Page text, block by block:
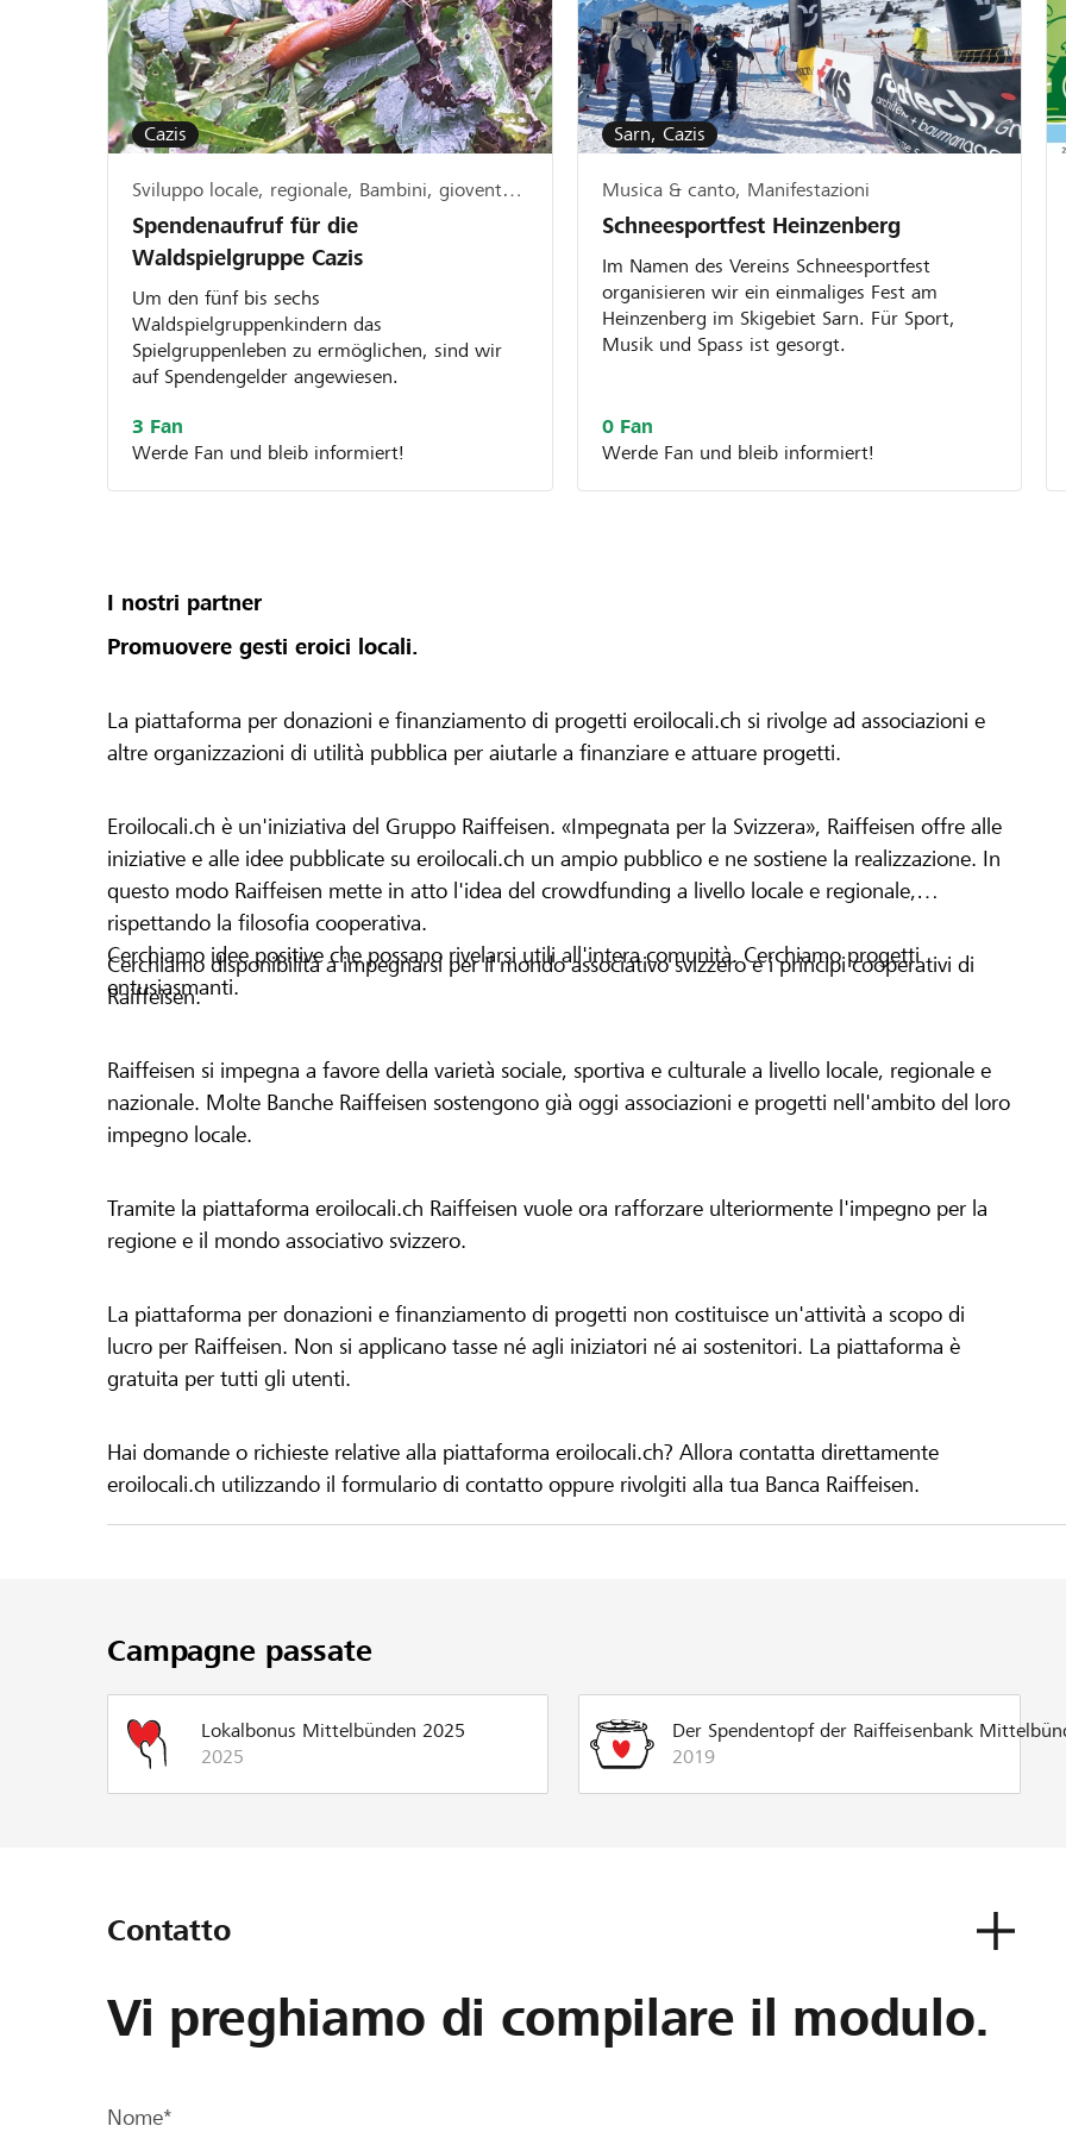
und profitierst. Einzige Voraussetzung: Dein Projekt ist gemeinnützig
und wird lokal umgesetzt bzw. dein Verein/deine Stiftung ist in der
Region aktiv. Zudem gelten die allgemeinen Richtlinien von
lokalhelden.ch * Unter "Bankregion" siehst du 14 Tagen nachdem
deine Organisation aktiv geschaltet wurde oder dein Projekt in die
angenommen oder abgelehnt wurdest. * Die Raiffeisenbank
Mittelbünden behält sich das Recht vor, Projekte oder
Organisationsprofile vom Lokalbonus auszuschliessen.
Cazis
Sviluppo locale, regionale, Bambini, gioventù & famiglia
Spendenaufruf für die
Waldspielgruppe Cazis
Um den fünf bis sechs
Waldspielgruppenkindern das
Spielgruppenleben zu ermöglichen, sind wir
auf Spendengelder angewiesen.
3 Fan
Werde Fan und bleib informiert!
Sarn, Cazis
Musica & canto, Manifestazioni
Schneesportfest Heinzenberg
Im Namen des Vereins Schneesportfest
organisieren wir ein einmaliges Fest am
Heinzenberg im Skigebiet Sarn. Für Sport,
Musik und Spass ist gesorgt.
0 Fan
Werde Fan und bleib informiert!
I nostri partner
Promuovere gesti eroici locali.
La piattaforma per donazioni e finanziamento di progetti eroilocali.ch si rivolge ad associazioni e
altre organizzazioni di utilità pubblica per aiutarle a finanziare e attuare progetti.
Eroilocali.ch è un'iniziativa del Gruppo Raiffeisen. «Impegnata per la Svizzera», Raiffeisen offre alle
iniziative e alle idee pubblicate su eroilocali.ch un ampio pubblico e ne sostiene la realizzazione. In
questo modo Raiffeisen mette in atto l'idea del crowdfunding a livello locale e regionale,
rispettando la filosofia cooperativa.
Cerchiamo idee positive che possano rivelarsi utili all'intera comunità. Cerchiamo progetti
entusiasmanti.
Cerchiamo disponibilità a impegnarsi per il mondo associativo svizzero e i principi cooperativi di
Raiffeisen.
Raiffeisen si impegna a favore della varietà sociale, sportiva e culturale a livello locale, regionale e
nazionale. Molte Banche Raiffeisen sostengono già oggi associazioni e progetti nell'ambito del loro
impegno locale.
Tramite la piattaforma eroilocali.ch Raiffeisen vuole ora rafforzare ulteriormente l'impegno per la
regione e il mondo associativo svizzero.
La piattaforma per donazioni e finanziamento di progetti non costituisce un'attività a scopo di
lucro per Raiffeisen. Non si applicano tasse né agli iniziatori né ai sostenitori. La piattaforma è
gratuita per tutti gli utenti.
Hai domande o richieste relative alla piattaforma eroilocali.ch? Allora contatta direttamente
eroilocali.ch utilizzando il formulario di contatto oppure rivolgiti alla tua Banca Raiffeisen.
Campagne passate
Lokalbonus Mittelbünden 2025
2025
Der Spendentopf der Raiffeisenbank
2019
Contatto
Vi preghiamo di compilare il modulo.
Nome*